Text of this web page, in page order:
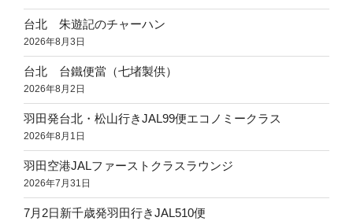
台北 朱遊記のチャーハン
2026年8月3日
台北 台鐵便當（七堵製供）
2026年8月2日
羽田発台北・松山行きJAL99便エコノミークラス
2026年8月1日
羽田空港JALファーストクラスラウンジ
2026年7月31日
7月2日新千歳発羽田行きJAL510便